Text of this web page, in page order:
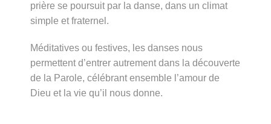
prière se poursuit par la danse, dans un climat
simple et fraternel.
Méditatives ou festives, les danses nous
permettent d’entrer autrement dans la découverte
de la Parole, célébrant ensemble l’amour de
Dieu et la vie qu’il nous donne.